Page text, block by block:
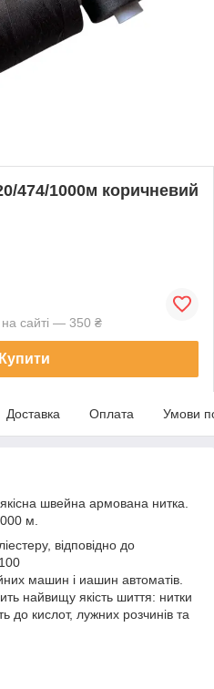
474/1000м коричневий
сайті — 350 ₴
Купити
Доставка Оплата Умови
швейна армована нитка.
м.
відповідно до
машин і иашин автоматів.
найвищу якість шиття: нитки
до кислот, лужних розчинів та